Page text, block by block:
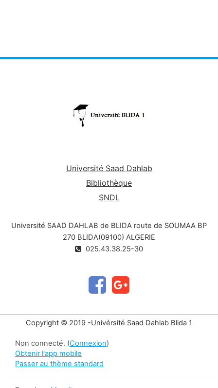
Université Saad Dahlab
Bibliothèque
SNDL
Université SAAD DAHLAB de BLIDA route de SOUMAA BP
270 BLIDA(09100) ALGERIE
025.43.38.25-30
Copyright © 2019 -Univérsité Saad Dahlab Blida 1
Non connecté. (Connexion)
Obtenir l'app mobile
Passer au thème standard